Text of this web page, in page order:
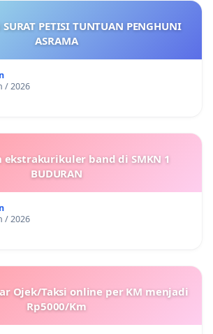
SURAT PETISI TUNTUAN PENGHUNI
ASRAMA
/ 2026
ekstrakurikuler band di SMKN 1
BUDURAN
/ 2026
Ojek/Taksi online per KM menjadi
Rp5000/Km